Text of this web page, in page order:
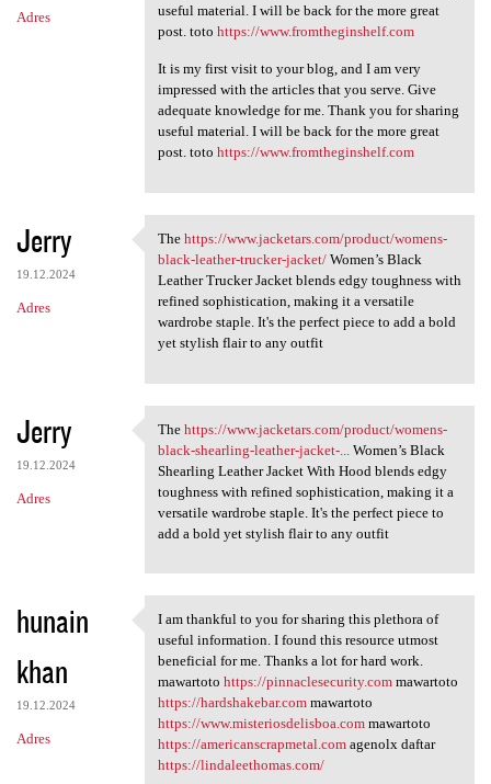
Adres
useful material. I will be back for the more great
post. toto https://www.fromtheginshelf.com
It is my first visit to your blog, and I am very
impressed with the articles that you serve. Give
adequate knowledge for me. Thank you for sharing
useful material. I will be back for the more great
post. toto https://www.fromtheginshelf.com
Jerry
19.12.2024
Adres
The https://www.jacketars.com
The https://www.jacketars.com/product/womens-
black-leather-trucker-jacket/Women’s Black
Leather Trucker Jacket blends edgy toughness with
refined sophistication, making it a versatile
wardrobe staple. It's the perfect piece to add a bold
yet stylish flair to any outfit
Jerry
19.12.2024
Adres
The https://www.jacketars.com
The https://www.jacketars.com/product/womens-
black-shearling-leather-jacket-...
Women’s Black
Shearling Leather Jacket With Hood blends edgy
toughness with refined sophistication, making it a
versatile wardrobe staple. It's the perfect piece to
add a bold yet stylish flair to any outfit
hunain
khan
19.12.2024
Adres
I am thankful to you for
I am thankful to you for sharing this plethora of
useful information. I found this resource utmost
beneficial for me. Thanks a lot for hard work.
mawartoto https://pinnaclesecurity.commawartoto
https://hardshakebar.commawartoto
https://www.misteriosdelisboa.commawartoto
https://americanscrapmetal.comagenolx daftar
https://lindaleethomas.com/